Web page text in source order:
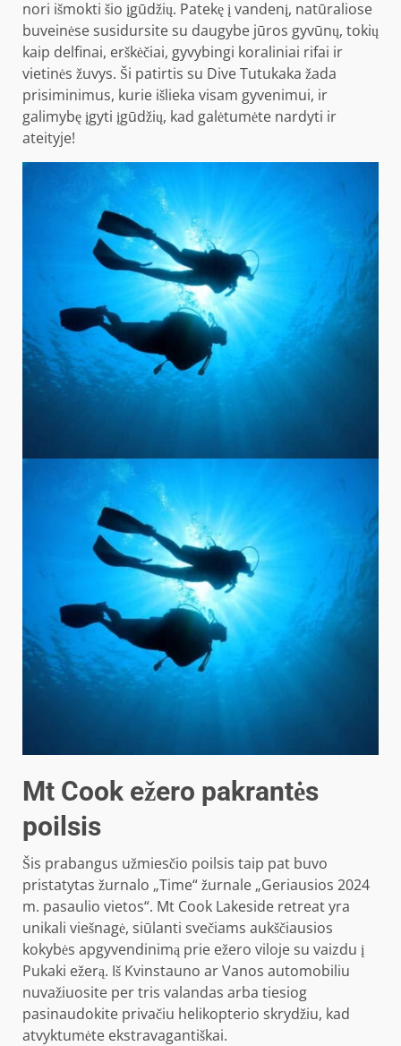
nori išmokti šio įgūdžių. Patekę į vandenį, natūraliose
buveinėse susidursite su daugybe jūros gyvūnų, tokių
kaip delfinai, erškėčiai, gyvybingi koraliniai rifai ir
vietinės žuvys. Ši patirtis su Dive Tutukaka žada
prisiminimus, kurie išlieka visam gyvenimui, ir
galimybę įgyti įgūdžių, kad galėtumėte nardyti ir
ateityje!
Mt Cook ežero pakrantės
poilsis
Šis prabangus užmiesčio poilsis taip pat buvo
pristatytas žurnalo „Time“ žurnale „Geriausios 2024
m. pasaulio vietos“. Mt Cook Lakeside retreat yra
unikali viešnagė, siūlanti svečiams aukščiausios
kokybės apgyvendinimą prie ežero viloje su vaizdu į
Pukaki ežerą. Iš Kvinstauno ar Vanos automobiliu
nuvažiuosite per tris valandas arba tiesiog
pasinaudokite privačiu helikopterio skrydžiu, kad
atvyktumėte ekstravagantiškai.